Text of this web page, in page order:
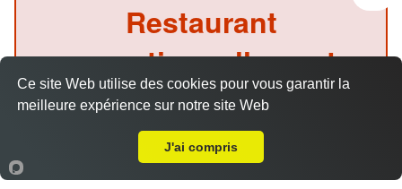
Menu V1 - Gyoza
Accueil Panier Compte
Restaurant
exceptionnellement
fermé ce midi
(Précommande possible)
Ce site Web utilise des cookies pour vous garantir la
meilleure expérience sur notre site Web
J'ai compris